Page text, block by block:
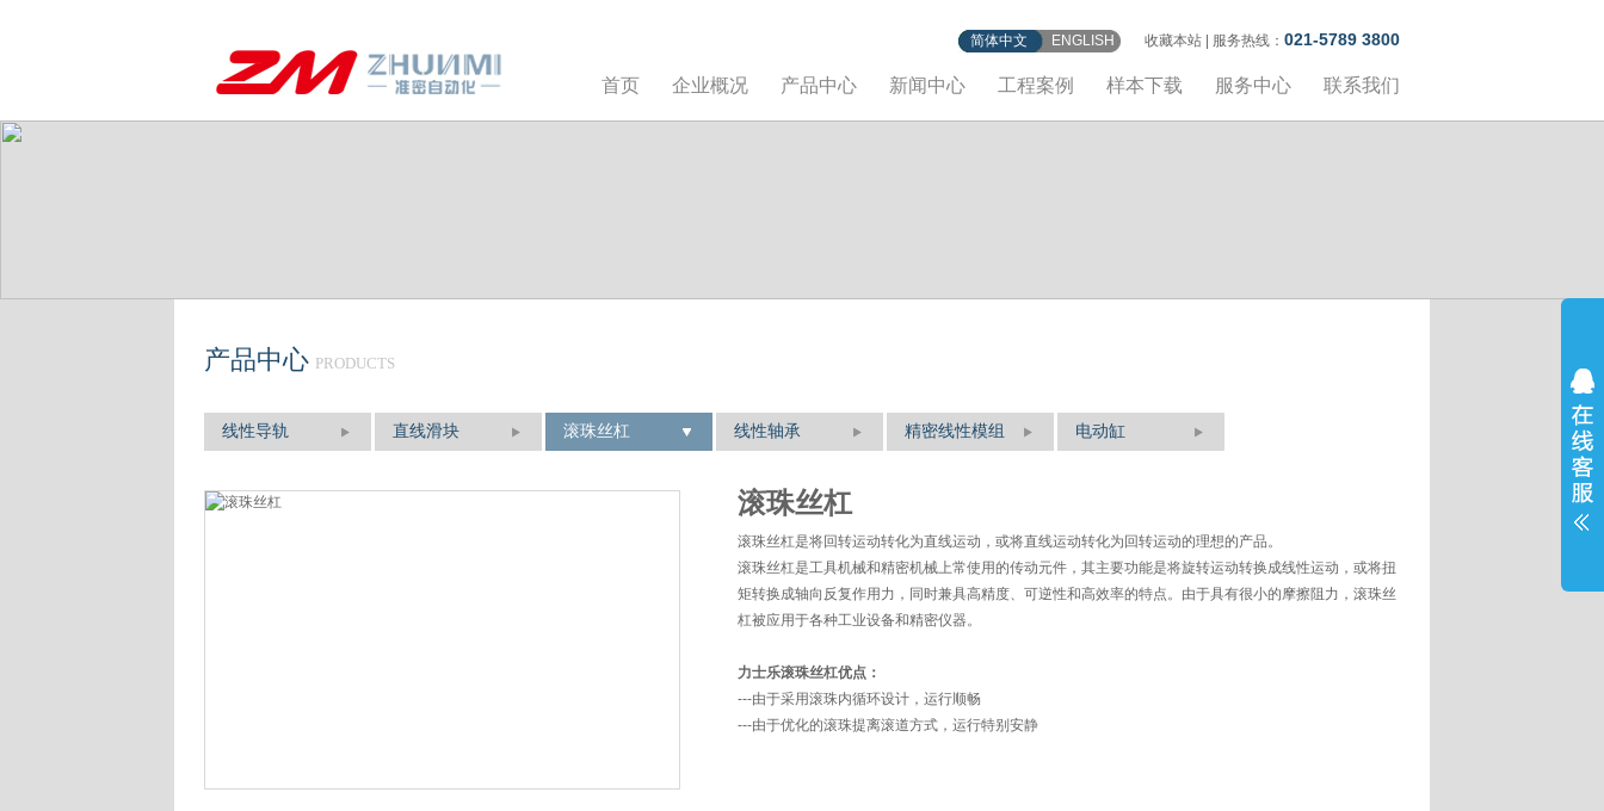
简体中文 ENGLISH 收藏本站 | 服务热线： 021-5789 3800
首页 企业概况 产品中心 新闻中心 工程案例 样本下载 服务中心 联系我们
产品中心 PRODUCTS
线性导轨 直线滑块 滚珠丝杠 线性轴承 精密线性模组 电动缸
滚珠丝杠
滚珠丝杠是将回转运动转化为直线运动，或将直线运动转化为回转运动的理想的产品。
滚珠丝杠是工具机械和精密机械上常使用的传动元件，其主要功能是将旋转运动转换成线性运动，或将扭
矩转换成轴向反复作用力，同时兼具高精度、可逆性和高效率的特点。由于具有很小的摩擦阻力，滚珠丝
杠被应用于各种工业设备和精密仪器。
力士乐滚珠丝杠优点：
---由于采用滚珠内循环设计，运行顺畅
---由于优化的滚珠提离滚道方式，运行特别安静